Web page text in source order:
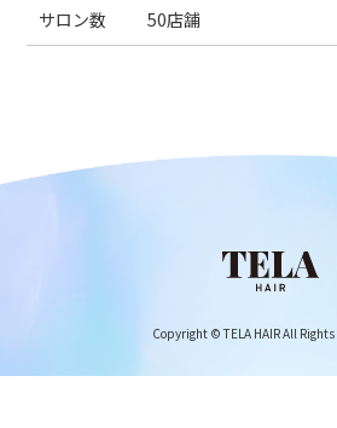
サロン数 50店舗
Copyright © TELA HAIR All Rights